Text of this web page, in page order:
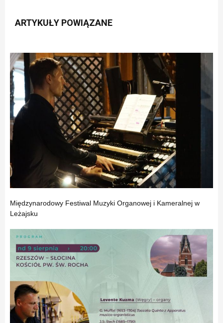
ARTYKUŁY POWIĄZANE
Międzynarodowy Festiwal Muzyki Organowej i Kameralnej w
Leżajsku